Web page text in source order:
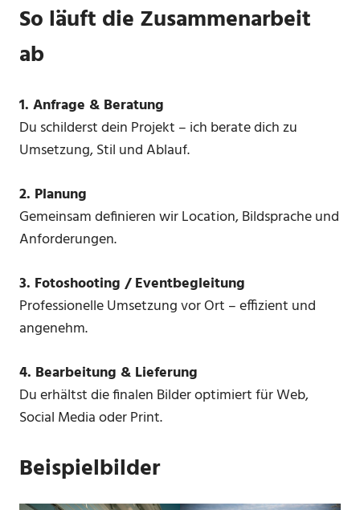
So läuft die Zusammenarbeit
ab
1. Anfrage & Beratung
Du schilderst dein Projekt – ich berate dich zu
Umsetzung, Stil und Ablauf.
2. Planung
Gemeinsam definieren wir Location, Bildsprache und
Anforderungen.
3. Fotoshooting / Eventbegleitung
Professionelle Umsetzung vor Ort – effizient und
angenehm.
4. Bearbeitung & Lieferung
Du erhältst die finalen Bilder optimiert für Web,
Social Media oder Print.
Beispielbilder